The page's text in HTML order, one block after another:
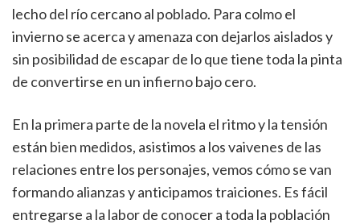
lecho del río cercano al poblado. Para colmo el
invierno se acerca y amenaza con dejarlos aislados y
sin posibilidad de escapar de lo que tiene toda la pinta
de convertirse en un infierno bajo cero.
En la primera parte de la novela el ritmo y la tensión
están bien medidos, asistimos a los vaivenes de las
relaciones entre los personajes, vemos cómo se van
formando alianzas y anticipamos traiciones. Es fácil
entregarse a la labor de conocer a toda la población